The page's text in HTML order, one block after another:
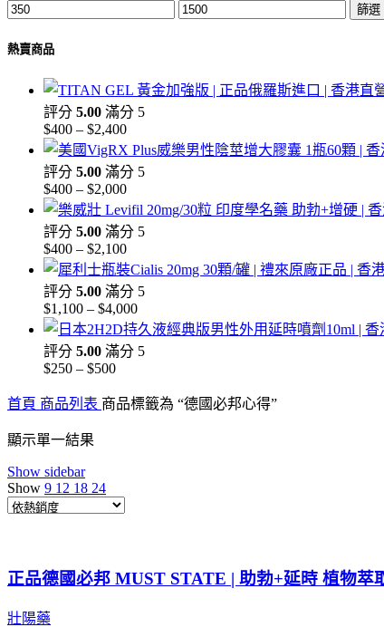
最
價
最
篩選
熱賣商品
評分 5.00 滿分 5
$400 – $2,400價
格
範
$400
到
$2,400
評分 5.00 滿分 5
$400 – $2,000價
格
範
$400
到
$2,000
評分 5.00 滿分 5
$400 – $2,100價
格
範
圍：
$400
到
評分 5.00 滿分 5
$1,100 – $4,000價
格
範
$1,100
到
評分 5.00 滿分 5
$250 – $500價
格
範
首頁 商品列表 商品標籤為 “德國必邦心得”
顯示單一結果
Show sidebar
Show 9 12 18 24
正品德國必邦 MUST STATE | 助勃+延時 植物萃
壯陽藥